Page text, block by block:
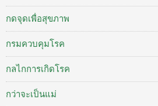
กดจุดเพื่อสุขภาพ
กรมควบคุมโรค
กลไกการเกิดโรค
กว่าจะเป็นแม่